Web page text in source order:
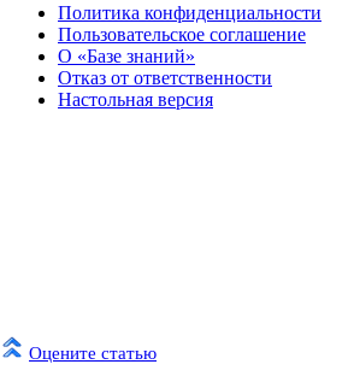
Оцените статью
Политика конфиденциальности
Пользовательское соглашение
О «Базе знаний»
Отказ от ответственности
Настольная версия